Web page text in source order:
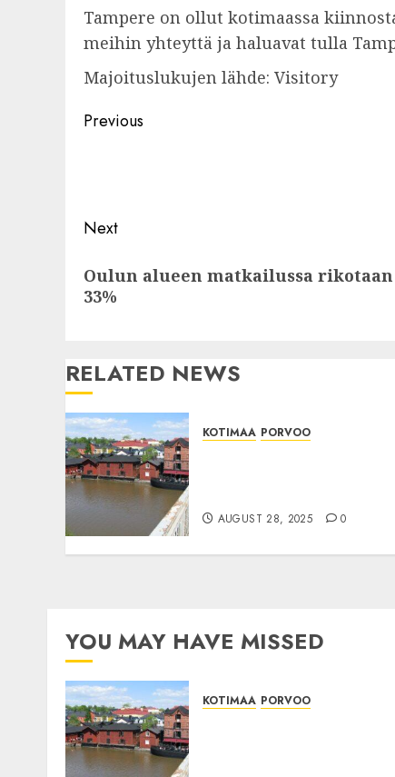
Tampere on ollut kotimaassa
meihin yhteyttä ja haluavat tulla
Majoituslukujen lähde: Visitory
Post
Previous
Next
post:
Oulun alueen matkailussa
33%
RELATED NEWS
KOTIMAA PORVOO
AUGUST 28, 2025 0
YOU MAY HAVE MISSED
KOTIMAA PORVOO